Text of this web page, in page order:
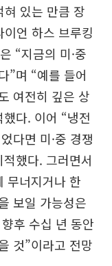
혀 있는 만큼 장
언 하스 브루킹
“지금의 미·중
”며 “예를 들어
여전히 깊은 상
다. 이어 “냉전
다면 미·중 경쟁
했다. 그러면서
무너지거나 한
보일 가능성은
후 수십 년 동안
것”이라고 전망